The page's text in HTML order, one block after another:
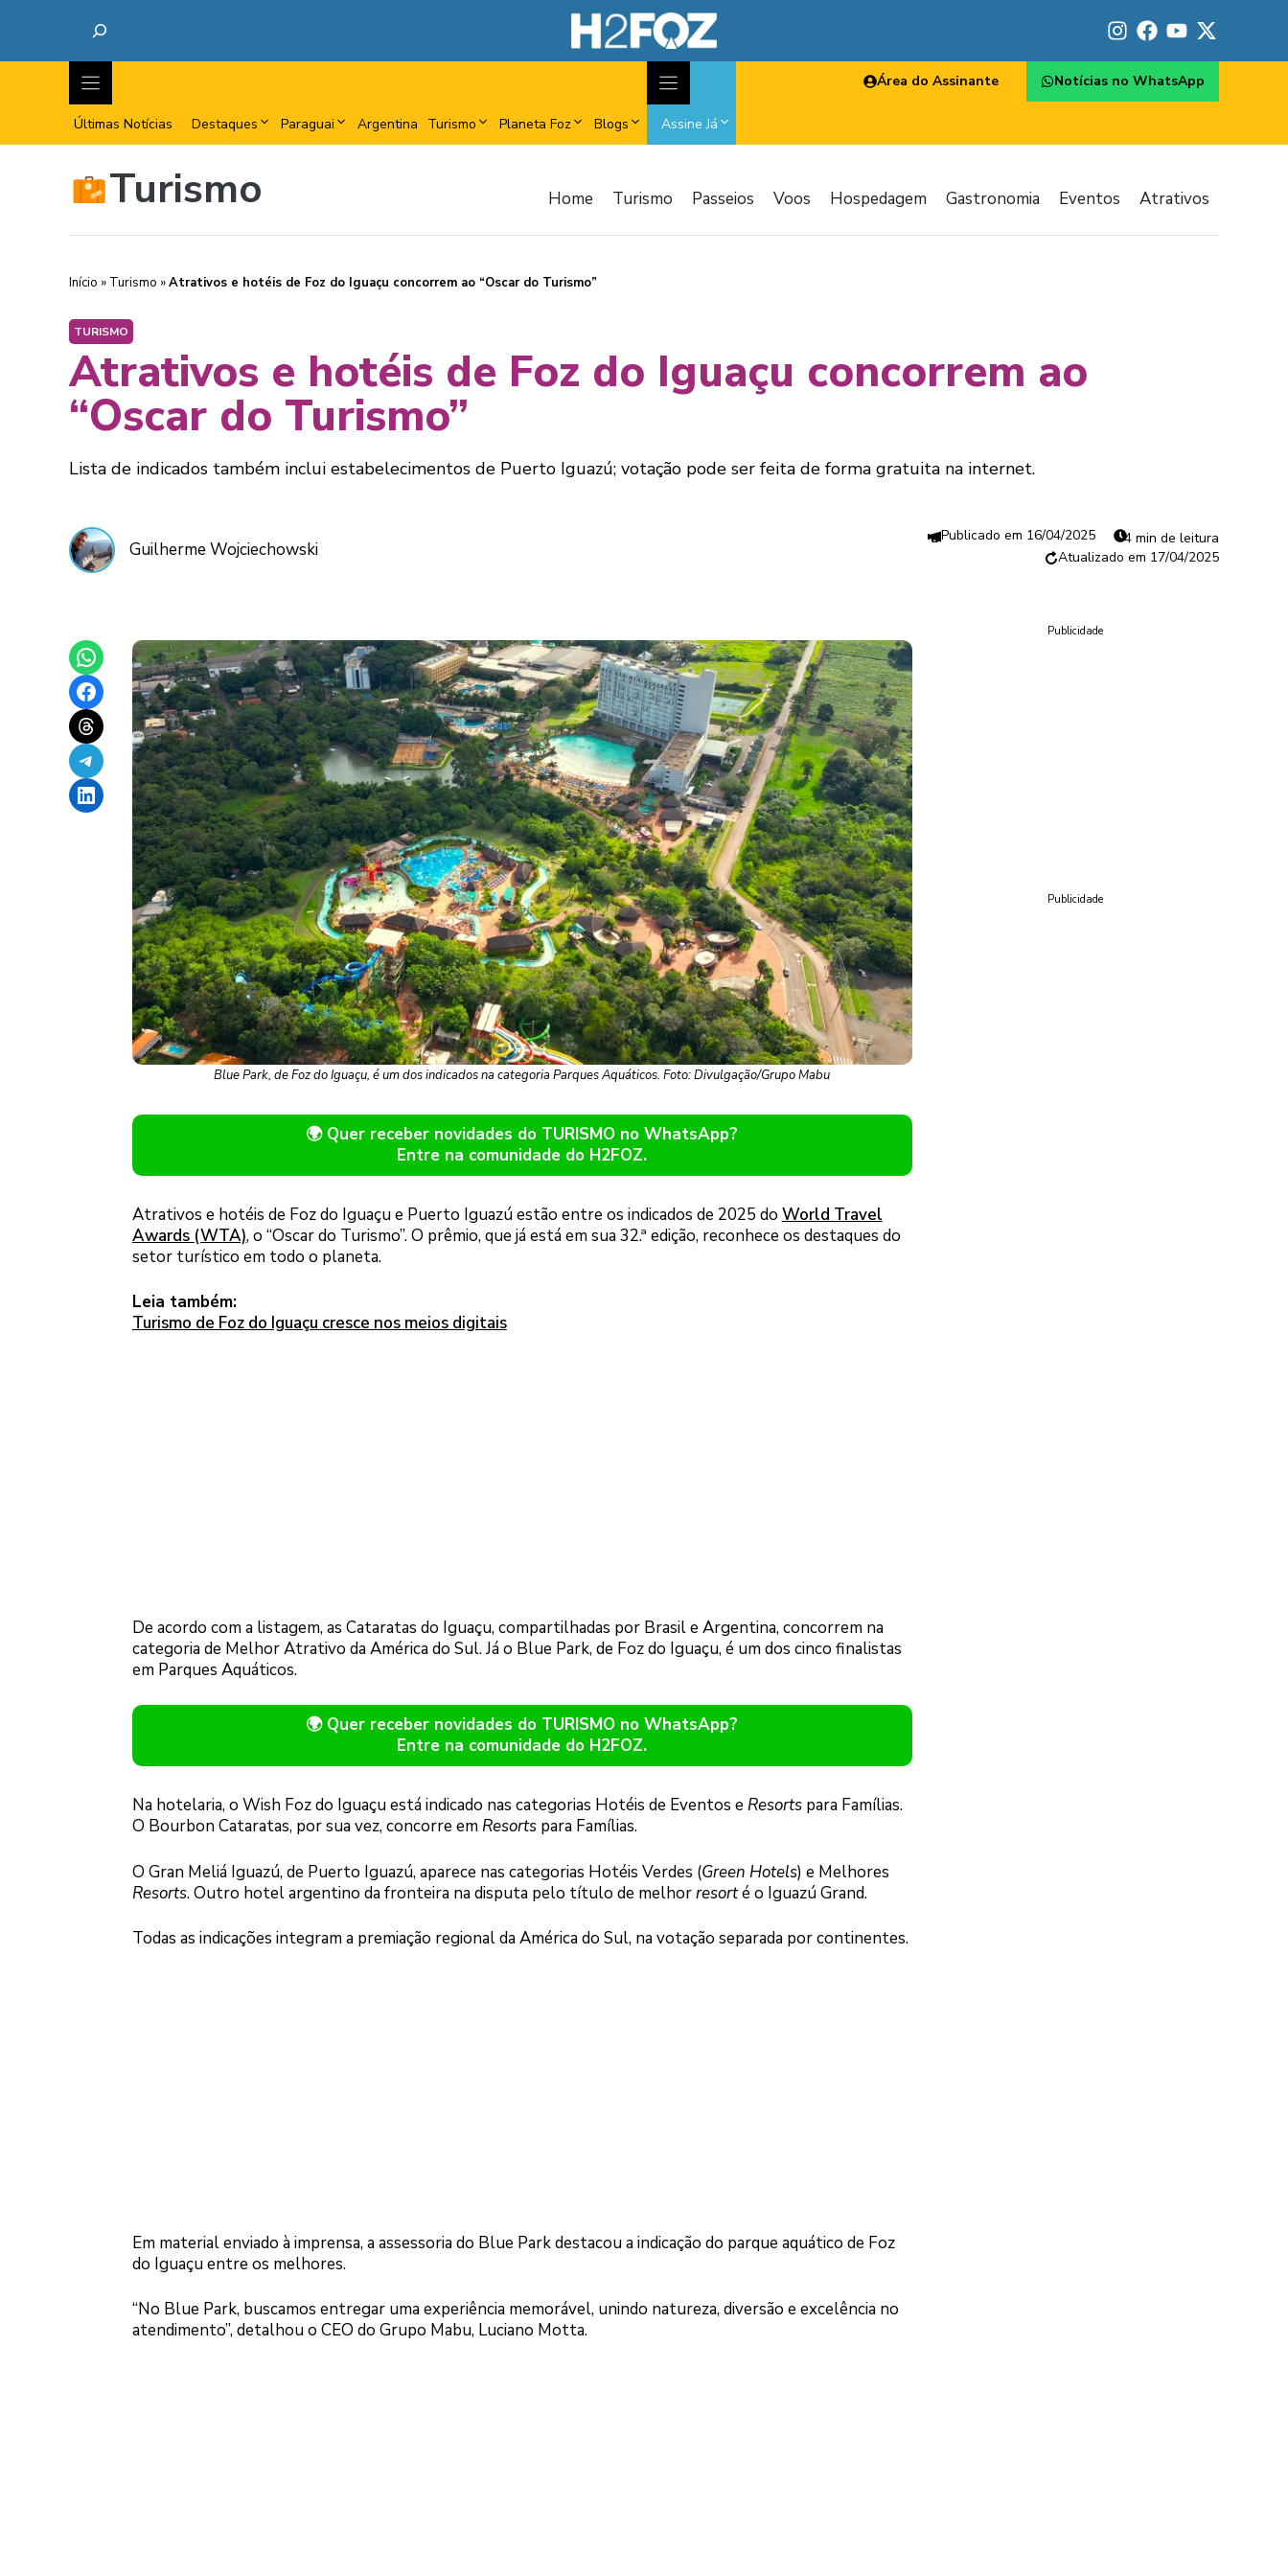
Últimas Notícias Destaques Paraguai Argentina Turismo Planeta Foz Blogs Assine Já
Área do Assinante Notícias no WhatsApp
Turismo Home Turismo Passeios Voos Hospedagem Gastronomia Eventos Atrativos
Início » Turismo »Atrativos e hotéis de Foz do Iguaçu concorrem ao “Oscar do Turismo”
TURISMO
Atrativos e hotéis de Foz do Iguaçu concorrem ao
“Oscar do Turismo”
Lista de indicados também inclui estabelecimentos de Puerto Iguazú; votação pode ser feita de forma gratuita na internet.
Guilherme Wojciechowski
16/04/2025
4 min de leitura
17/04/2025
Share on WhatsApp
Share on Facebook
Share on Threads
Share on Telegram
Share on LinkedIn
Blue Park, de Foz do Iguaçu, é um dos indicados na categoria Parques Aquáticos. Foto: Divulgação/Grupo Mabu
🌍 Quer receber novidades do TURISMO no WhatsApp?
Entre na comunidade do H2FOZ.
Atrativos e hotéis de Foz do Iguaçu e Puerto Iguazú estão entre os indicados de 2025 do World Travel
Awards (WTA), o “Oscar do Turismo”. O prêmio, que já está em sua 32.ª edição, reconhece os destaques do
setor turístico em todo o planeta.
Leia também:
Turismo de Foz do Iguaçu cresce nos meios digitais
De acordo com a listagem, as Cataratas do Iguaçu, compartilhadas por Brasil e Argentina, concorrem na
categoria de Melhor Atrativo da América do Sul. Já o Blue Park, de Foz do Iguaçu, é um dos cinco finalistas
em Parques Aquáticos.
🌍 Quer receber novidades do TURISMO no WhatsApp?
Entre na comunidade do H2FOZ.
Na hotelaria, o Wish Foz do Iguaçu está indicado nas categorias Hotéis de Eventos e Resortspara Famílias.
O Bourbon Cataratas, por sua vez, concorre emResortspara Famílias.
O Gran Meliá Iguazú, de Puerto Iguazú, aparece nas categorias Hotéis Verdes (Green Hotels) e Melhores
Resorts. Outro hotel argentino da fronteira na disputa pelo título de melhorresorté o Iguazú Grand.
Todas as indicações integram a premiação regional da América do Sul, na votação separada por continentes.
Em material enviado à imprensa, a assessoria do Blue Park destacou a indicação do parque aquático de Foz
do Iguaçu entre os melhores.
“No Blue Park, buscamos entregar uma experiência memorável, unindo natureza, diversão e excelência no
atendimento”, detalhou o CEO do Grupo Mabu, Luciano Motta.
Publicidade
Publicidade